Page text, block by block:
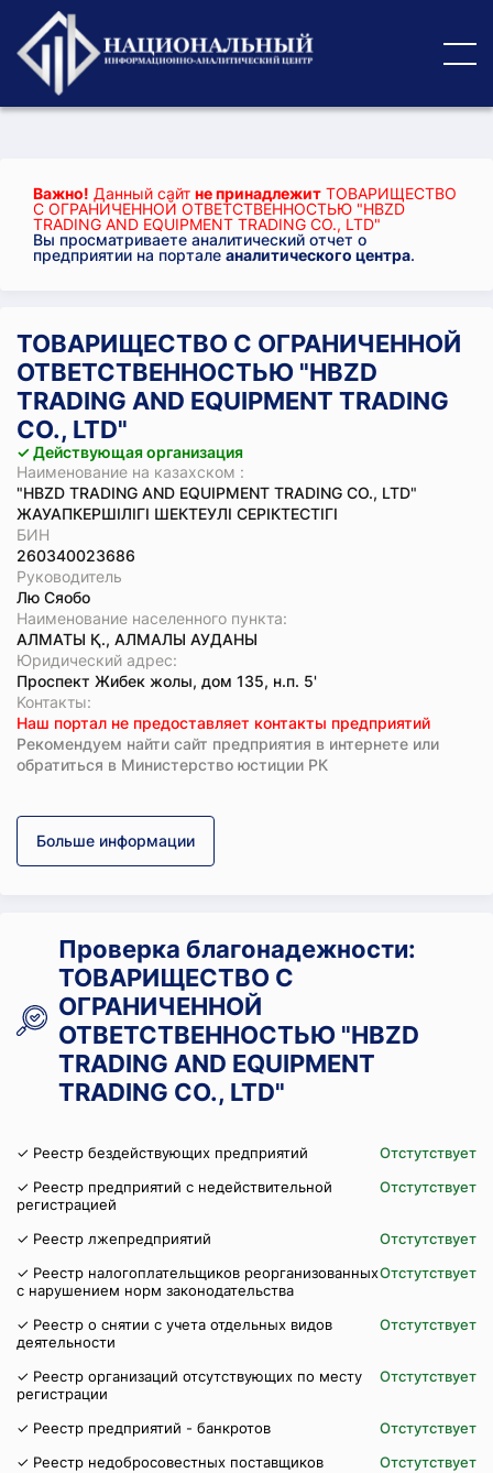
Важно! Данный сайт не принадлежит ТОВАРИЩЕСТВО
С ОГРАНИЧЕННОЙ ОТВЕТСТВЕННОСТЬЮ "HBZD
TRADING AND EQUIPMENT TRADING CO., LTD"
Вы просматриваете аналитический отчет о
предприятии на портале аналитического центра.
ТОВАРИЩЕСТВО С ОГРАНИЧЕННОЙ
ОТВЕТСТВЕННОСТЬЮ "HBZD
TRADING AND EQUIPMENT TRADING
CO., LTD"
✓ Действующая организация
Наименование на казахском :
"HBZD TRADING AND EQUIPMENT TRADING CO., LTD"
ЖАУАПКЕРШІЛІГІ ШЕКТЕУЛІ СЕРІКТЕСТІГІ
БИН
260340023686
Руководитель
Лю Сяобо
Наименование населенного пункта:
АЛМАТЫ Қ., АЛМАЛЫ АУДАНЫ
Юридический адрес:
Проспект Жибек жолы, дом 135, н.п. 5'
Koнтaкты:
Наш портал не предоставляет контакты предприятий
Рекомендуем найти сайт предприятия в интернете или
обратиться в Министерство юстиции РК
Больше информации
Проверка благонадежности:
ТОВАРИЩЕСТВО С
ОГРАНИЧЕННОЙ
ОТВЕТСТВЕННОСТЬЮ "HBZD
TRADING AND EQUIPMENT
TRADING CO., LTD"
✓ Реестр бездействующих предприятий
Отстутствует
✓ Реестр предприятий с недействительной
регистрацией
Отстутствует
✓ Реестр лжепредприятий
Отстутствует
✓ Реестр налогоплательщиков реорганизованных
с нарушением норм законодательства
Отстутствует
✓ Реестр о снятии с учета отдельных видов
деятельности
Отстутствует
✓ Реестр организаций отсутствующих по месту
регистрации
Отстутствует
✓ Реестр предприятий - банкротов
Отстутствует
✓ Реестр недобросовестных поставщиков
Отстутствует